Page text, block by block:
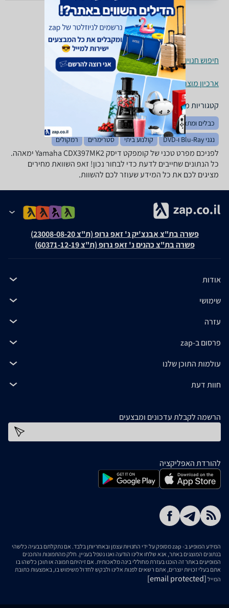
חיפוש חנויות קומפקט דיסקים לפי עיר
ארכיון מוצרים
קטגוריות משלימות
כבלים ומתאמים רסיברים ומגברים
מערכות סטריאו
נגני Blu-Ray ו-DVD
קולנוע ביתי סטרימרים רמקולים
לפניכם מפרט טכני של קומפקט דיסק Yamaha CDX397MK2 ימאהה.
כל הנתונים שחייבים לדעת כדי לבחור נכון! זאפ השוואת מחירים
מציגים לכם את כל המידע שעוזר לכם להשוות.
פשרה בת"צ אבנצ'יק נ' זאפ גרופ (ת"צ 23008-08-20)
פשרה בת"צ כהנים נ' זאפ גרופ (ת"צ 60371-12-19)
אודות
שימושי
עזרה
פרסום ב-zap
עולמות התוכן שלנו
חוות דעת
הרשמה לקבלת עדכונים ומבצעים
להורדת האפליקציה
המידע המופיע ב- zap מסופק על ידי החנויות עצמן ובאחריותן בלבד. אם נתקלתם בבעיה כלשהי
בנתונים המוצגים באתר, אנא שלחו אלינו הודעה ואנו נטפל בעניין. חלק מהתמונות והתכנים
המופיעים באתר זה הוכנו בעזרת מחוללי בינה מלאכותית. אם זיהיתם תמונה או תוכן כלשהו בו
אתם בעלי זכויות יוצרים, אתם רשאים לפנות אלינו ולבקש לחדול משימוש בו, באמצעות כתובת
המייל [email protected]